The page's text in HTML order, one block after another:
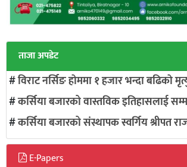
ताजा अपडेट
#विराट नर्सिङ हाेममा १ हजार भन्दा बढिकाे
#कर्सिया बजारको वास्तविक इतिहासलाई
#कर्सिया बजारको संस्थापक स्वर्गिय श्रीपत
E-Papers